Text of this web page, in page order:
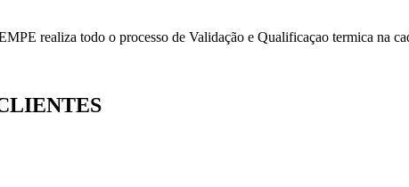
realiza todo o processo de Validação e Qualificaçao termica na